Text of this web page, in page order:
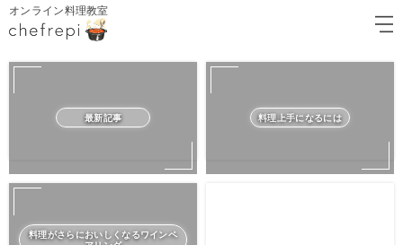
オンライン料理教室
最新記事 料理上手になるには
料理がさらにおいしくなるワインペ